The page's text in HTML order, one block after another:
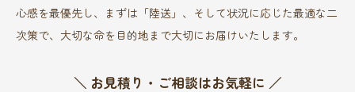
心感を最優先し、まずは「陸送」、そして状況に応じた最適な二
次策で、大切な命を目的地まで大切にお届けいたします。
＼ お見積り・ご相談はお気軽に ／